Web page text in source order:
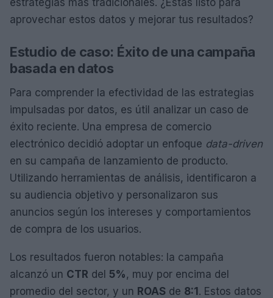
aprovechar estos datos y mejorar tus resultados?
Estudio de caso: Éxito de una campaña
basada en datos
Para comprender la efectividad de las estrategias
impulsadas por datos, es útil analizar un caso de
éxito reciente. Una empresa de comercio
electrónico decidió adoptar un enfoque data-driven
en su campaña de lanzamiento de producto.
Utilizando herramientas de análisis, identificaron a
su audiencia objetivo y personalizaron sus
anuncios según los intereses y comportamientos
de compra de los usuarios.
Los resultados fueron notables: la campaña
alcanzó un CTR del 5% , muy por encima del
promedio del sector, y un ROAS de 8:1. Estos datos